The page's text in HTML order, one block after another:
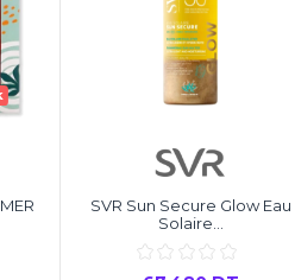
SVR Sun Secure Glow Eau
Solaire...